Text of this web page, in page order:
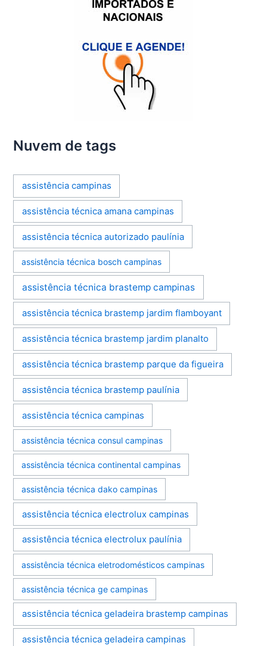
Nuvem de tags
assistência campinas
assistência técnica amana campinas
assistência técnica autorizado paulínia
assistência técnica bosch campinas
assistência técnica brastemp campinas
assistência técnica brastemp jardim flamboyant
assistência técnica brastemp jardim planalto
assistência técnica brastemp parque da figueira
assistência técnica brastemp paulínia
assistência técnica campinas
assistência técnica consul campinas
assistência técnica continental campinas
assistência técnica dako campinas
assistência técnica electrolux campinas
assistência técnica electrolux paulínia
assistência técnica eletrodomésticos campinas
assistência técnica ge campinas
assistência técnica geladeira brastemp campinas
assistência técnica geladeira campinas